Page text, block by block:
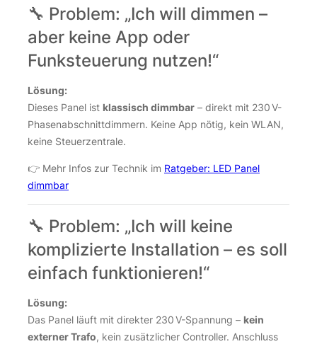
🔧 Problem: „Ich will dimmen –
aber keine App oder
Funksteuerung nutzen!“
Lösung:
Dieses Panel ist klassisch dimmbar – direkt mit 230 V-
Phasenabschnittdimmern. Keine App nötig, kein WLAN,
keine Steuerzentrale.
👉 Mehr Infos zur Technik im Ratgeber: LED Panel
dimmbar
🔧 Problem: „Ich will keine
komplizierte Installation – es soll
einfach funktionieren!“
Lösung:
Das Panel läuft mit direkter 230 V-Spannung – kein
externer Trafo, kein zusätzlicher Controller. Anschluss